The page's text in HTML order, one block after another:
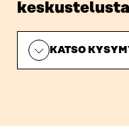
KATSO